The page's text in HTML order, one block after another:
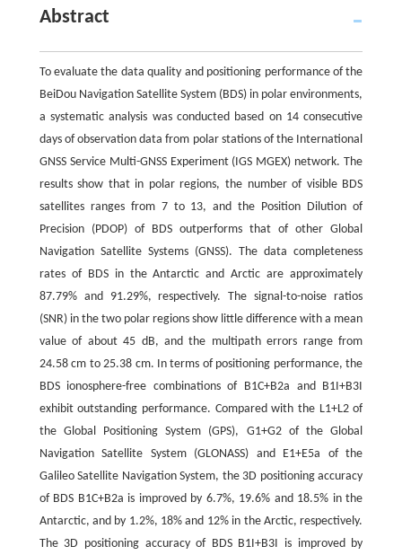
Abstract
To evaluate the data quality and positioning performance of the
BeiDou Navigation Satellite System (BDS) in polar environments,
a systematic analysis was conducted based on 14 consecutive
days of observation data from polar stations of the International
GNSS Service Multi-GNSS Experiment (IGS MGEX) network. The
results show that in polar regions, the number of visible BDS
satellites ranges from 7 to 13, and the Position Dilution of
Precision (PDOP) of BDS outperforms that of other Global
Navigation Satellite Systems (GNSS). The data completeness
rates of BDS in the Antarctic and Arctic are approximately
87.79% and 91.29%, respectively. The signal-to-noise ratios
(SNR) in the two polar regions show little difference with a mean
value of about 45 dB, and the multipath errors range from
24.58 cm to 25.38 cm. In terms of positioning performance, the
BDS ionosphere-free combinations of B1C+B2a and B1I+B3I
exhibit outstanding performance. Compared with the L1+L2 of
the Global Positioning System (GPS), G1+G2 of the Global
Navigation Satellite System (GLONASS) and E1+E5a of the
Galileo Satellite Navigation System, the 3D positioning accuracy
of BDS B1C+B2a is improved by 6.7%, 19.6% and 18.5% in the
Antarctic, and by 1.2%, 18% and 12% in the Arctic, respectively.
The 3D positioning accuracy of BDS B1I+B3I is improved by